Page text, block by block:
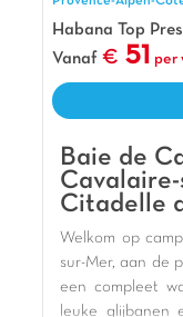
bus naartoe
de la
stacaravans,
Pinède heeft
Verwarmde
Slechts 10km
Op 2 km van
Habana Top
Vanaf
51 per
Baie de
Cavalaire-
Citadelle
Welkom op
sur-Mer, aan de
een compleet
leuke glijbanen